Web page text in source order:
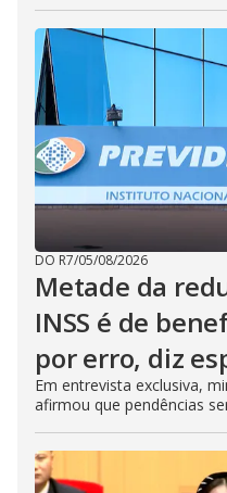
DO R7/05/08/2026
Metade da
INSS é de
por erro, diz
Em entrevista exclusiva,
afirmou que pendências